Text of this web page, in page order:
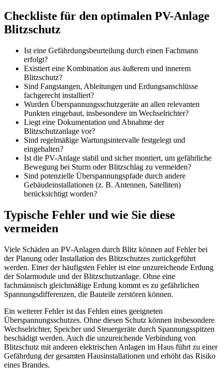
Checkliste für den optimalen PV-Anlage
Blitzschutz
Ist eine Gefährdungsbeurteilung durch einen Fachmann
erfolgt?
Existiert eine Kombination aus äußerem und innerem
Blitzschutz?
Sind Fangstangen, Ableitungen und Erdungsanschlüsse
fachgerecht installiert?
Wurden Überspannungsschutzgeräte an allen relevanten
Punkten eingebaut, insbesondere im Wechselrichter?
Liegt eine Dokumentation und Abnahme der
Blitzschutzanlage vor?
Sind regelmäßige Wartungsintervalle festgelegt und
eingehalten?
Ist die PV-Anlage stabil und sicher montiert, um gefährliche
Bewegung bei Sturm oder Blitzschlag zu vermeiden?
Sind potenzielle Überspannungspfade durch andere
Gebäudeinstallationen (z. B. Antennen, Satelliten)
berücksichtigt worden?
Typische Fehler und wie Sie diese
vermeiden
Viele Schäden an PV-Anlagen durch Blitz können auf Fehler bei
der Planung oder Installation des Blitzschutzes zurückgeführt
werden. Einer der häufigsten Fehler ist eine unzureichende Erdung
der Solarmodule und der Blitzschutzanlage. Ohne eine
fachmännisch gleichmäßige Erdung kommt es zu gefährlichen
Spannungsdifferenzen, die Bauteile zerstören können.
Ein weiterer Fehler ist das Fehlen eines geeigneten
Überspannungsschutzes. Ohne diesen Schutz können insbesondere
Wechselrichter, Speicher und Steuergeräte durch Spannungsspitzen
beschädigt werden. Auch die unzureichende Verbindung von
Blitzschutz mit anderen elektrischen Anlagen im Haus führt zu einer
Gefährdung der gesamten Hausinstallationen und erhöht das Risiko
eines Brandes.